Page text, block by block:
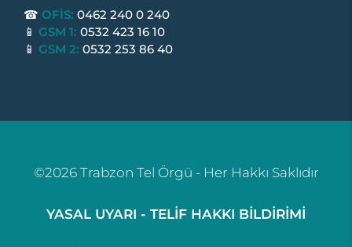
☎ OFİS: 0462 240 0 240
📱 GSM 1: 0532 423 16 10
📱 GSM 2: 0532 253 86 40
©2026 Trabzon Tel Örgü - Her Hakkı Saklıdır
YASAL UYARI - TELİF HAKKI BİLDİRİMİ